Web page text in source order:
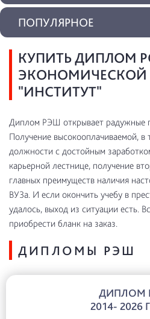
КУПИТЬ ДИПЛОМ
"ИНСТИТУТ"
Диплом РЭШ открывает радужные
Получение высокооплачиваемой,
должности с достойным
карьерной лестнице, получение
главных преимуществ наличия
ВУЗа. И если окончить учебу в
удалось, выход из ситуации есть.
приобрести бланк на заказ.
ДИПЛОМЫ РЭШ
ДИПЛОМ
2014- 2026
ПОПУЛЯРНОЕ